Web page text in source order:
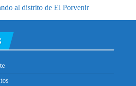
al distrito de El Porvenir